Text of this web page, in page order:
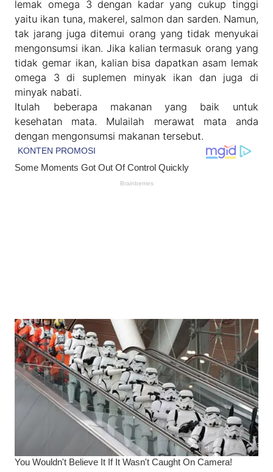
lemak omega 3 dengan kadar yang cukup tinggi
yaitu ikan tuna, makerel, salmon dan sarden. Namun,
tak jarang juga ditemui orang yang tidak menyukai
mengonsumsi ikan. Jika kalian termasuk orang yang
tidak gemar ikan, kalian bisa dapatkan asam lemak
omega 3 di suplemen minyak ikan dan juga di
minyak nabati.
Itulah beberapa makanan yang baik untuk
kesehatan mata. Mulailah merawat mata anda
dengan mengonsumsi makanan tersebut.